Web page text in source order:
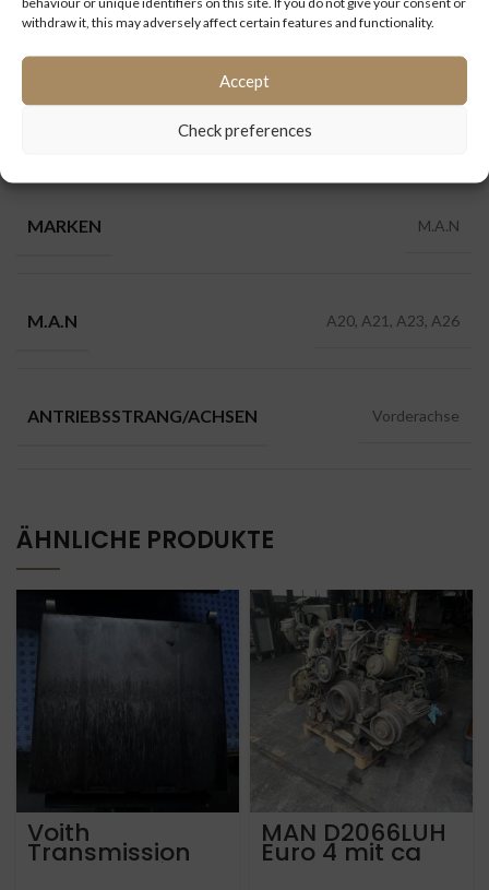
withdraw it, this may adversely affect certain features and functionality.
Accept
Check preferences
Kategorien:
MARKEN M.A.N
M.A.N A20, A21, A23, A26
ANTRIEBSSTRANG/ACHSEN Vorderachse
ÄHNLICHE PRODUKTE
Voith
Transmission
Control Unit
MAN D2066LUH
Euro 4 mit ca
560.000 km